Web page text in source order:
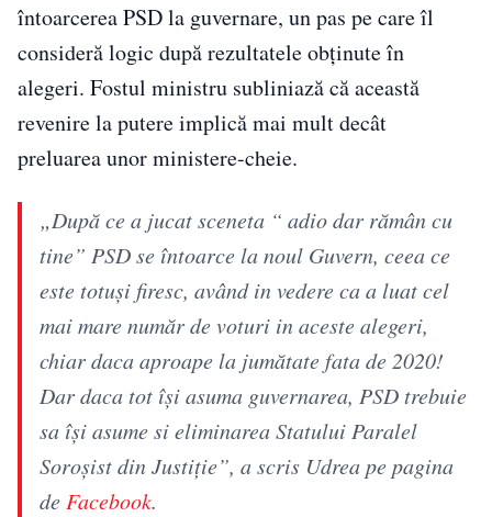
întoarcerea PSD la guvernare, un pas pe care îl
consideră logic după rezultatele obținute în
alegeri. Fostul ministru subliniază că această
revenire la putere implică mai mult decât
preluarea unor ministere-cheie.
„După ce a jucat sceneta “ adio dar rămân cu
tine” PSD se întoarce la noul Guvern, ceea ce
este totuși firesc, având in vedere ca a luat cel
mai mare număr de voturi in aceste alegeri,
chiar daca aproape la jumătate fata de 2020!
Dar daca tot își asuma guvernarea, PSD trebuie
sa își asume si eliminarea Statului Paralel
Soroșist din Justiție”, a scris Udrea pe pagina
de Facebook.